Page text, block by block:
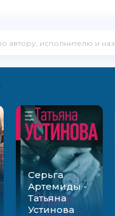
Серьга
Артемиды -
Татьяна
Устинова